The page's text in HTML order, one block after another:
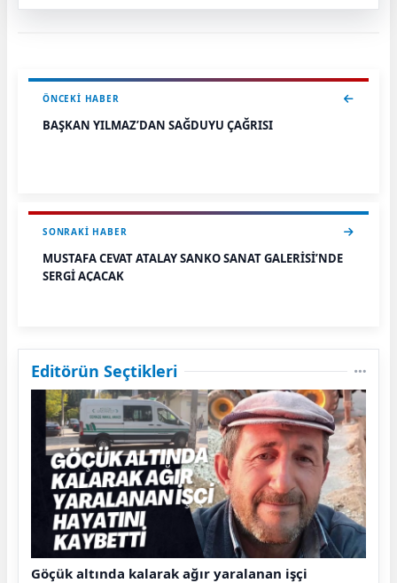
ÖNCEKI HABER
BAŞKAN YILMAZ’DAN SAĞDUYU ÇAĞRISI
SONRAKI HABER
MUSTAFA CEVAT ATALAY SANKO SANAT GALERİSİ’NDE
SERGİ AÇACAK
Editörün Seçtikleri
Göçük altında kalarak ağır yaralanan işçi